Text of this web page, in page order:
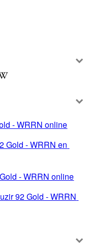
- WRRN online
Gold - WRRN en
- WRRN online
92 Gold - WRRN